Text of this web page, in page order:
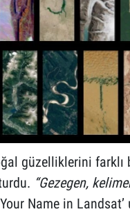
güzelliklerini
“Gezegen,
Name in